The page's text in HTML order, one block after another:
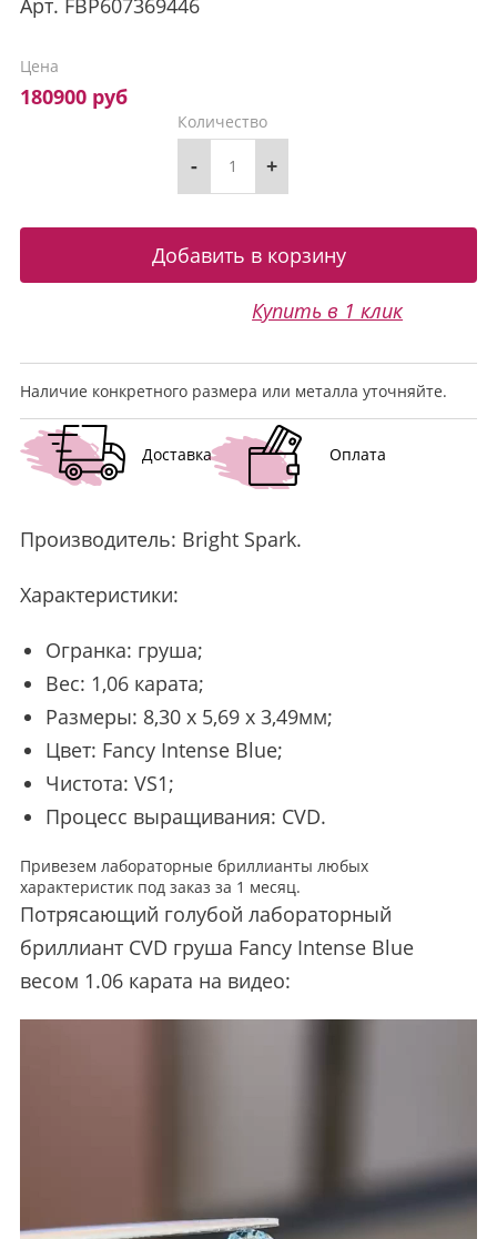
Арт. FBP607369446
Цена
180900 руб
Количество
- +
Купить в 1 клик
Наличие конкретного размера или металла уточняйте.
Доставка Оплата
Производитель: Bright Spark.
Характеристики:
Огранка: груша;
Вес: 1,06 карата;
Размеры: 8,30 x 5,69 x 3,49мм;
Цвет: Fancy Intense Blue;
Чистота: VS1;
Процесс выращивания: CVD.
Привезем лабораторные бриллианты любых
характеристик под заказ за 1 месяц.
Потрясающий голубой лабораторный
бриллиант CVD груша Fancy Intense Blue
весом 1.06 карата на видео: